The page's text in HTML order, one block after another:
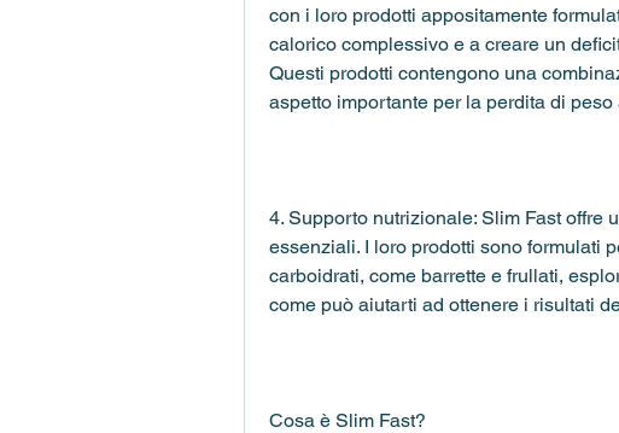
con i loro prodotti appositamente
calorico complessivo e a creare un
Questi prodotti contengono una
aspetto importante per la perdita di peso
4. Supporto nutrizionale: Slim Fast offre
essenziali. I loro prodotti sono formulati
carboidrati, come barrette e frullati,
come può aiutarti ad ottenere i risultati
Cosa è Slim Fast?